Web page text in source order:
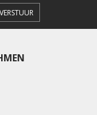
VERSTUUR